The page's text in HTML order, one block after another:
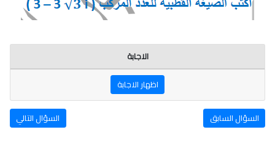
الاجابة
اظهار الاجابة
السؤال السابق السؤال التالي